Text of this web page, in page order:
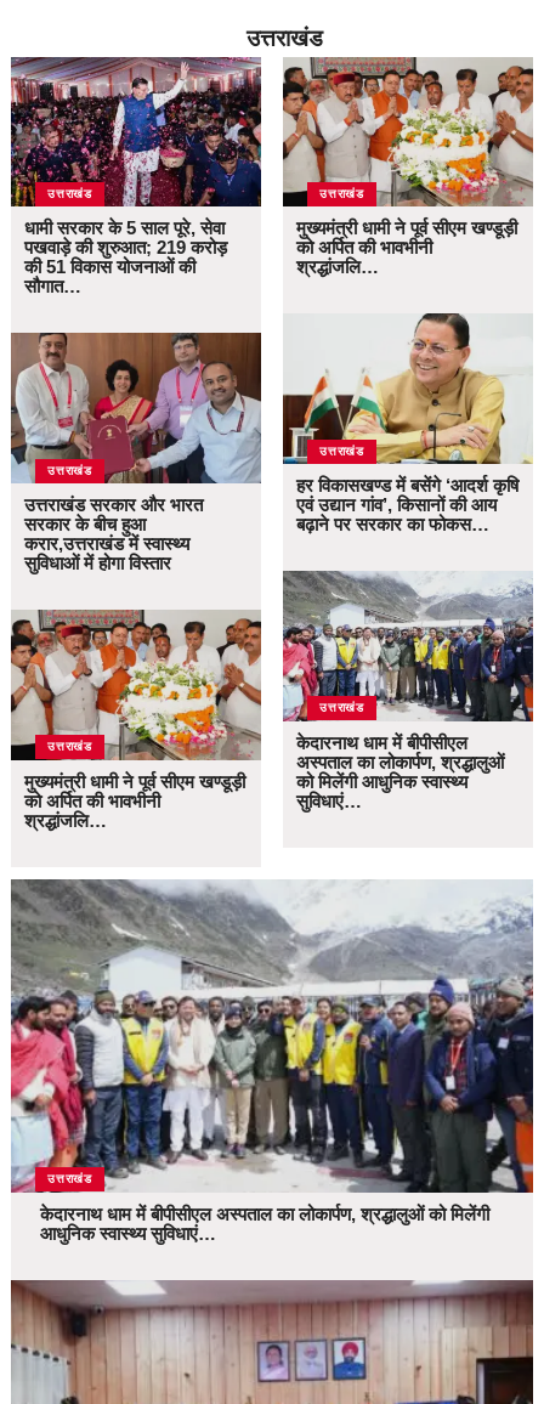
उत्तराखंड
उत्तराखंड
धामी सरकार के 5 साल पूरे, सेवा
पखवाड़े की शुरुआत; 219 करोड़
की 51 विकास योजनाओं की
सौगात…
उत्तराखंड
उत्तराखंड सरकार और भारत
सरकार के बीच हुआ
करार,उत्तराखंड में स्वास्थ्य
सुविधाओं में होगा विस्तार
उत्तराखंड
मुख्यमंत्री धामी ने पूर्व सीएम खण्डूड़ी
को अर्पित की भावभीनी
श्रद्धांजलि…
उत्तराखंड
मुख्यमंत्री धामी ने पूर्व सीएम खण्डूड़ी
को अर्पित की भावभीनी
श्रद्धांजलि…
उत्तराखंड
हर विकासखण्ड में बसेंगे ‘आदर्श कृषि
एवं उद्यान गांव’, किसानों की आय
बढ़ाने पर सरकार का फोकस…
उत्तराखंड
केदारनाथ धाम में बीपीसीएल
अस्पताल का लोकार्पण, श्रद्धालुओं
को मिलेंगी आधुनिक स्वास्थ्य
सुविधाएं…
उत्तराखंड
केदारनाथ धाम में बीपीसीएल अस्पताल का लोकार्पण, श्रद्धालुओं को मिलेंगी
आधुनिक स्वास्थ्य सुविधाएं…